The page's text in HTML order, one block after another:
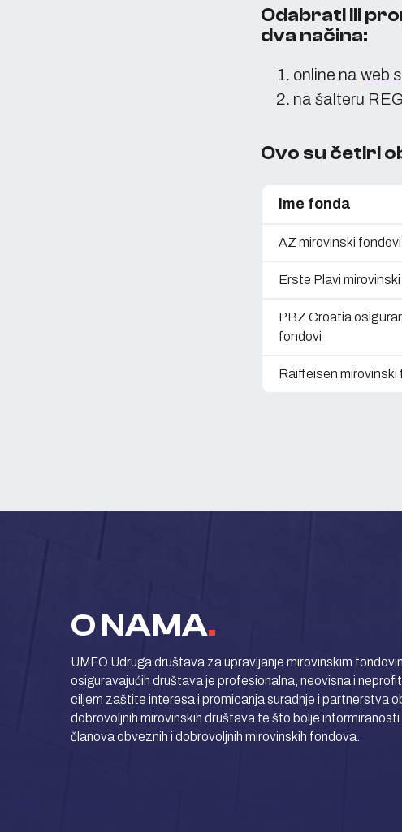
Odabrati ili
dva načina:
online na web
na šalteru
Ovo su četiri
Ime fonda
AZ mirovinski fondovi
Erste Plavi
PBZ Croatia
fondovi
Raiffeisen mirovinski
O NAMA.
UMFO Udruga društava za upravljanje mirovinskim
osiguravajućih društava je profesionalna, neovisna i
ciljem zaštite interesa i promicanja suradnje i partnerstva
dobrovoljnih mirovinskih društava te što bolje informiranosti
članova obveznih i dobrovoljnih mirovinskih fondova.